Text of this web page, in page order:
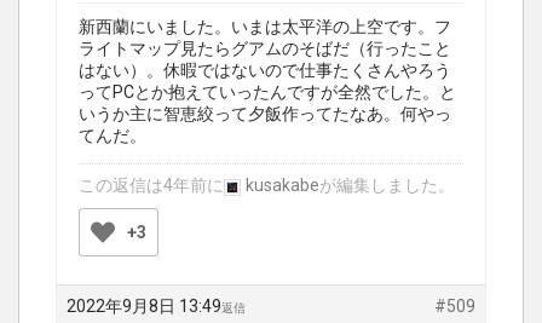
新西蘭にいました。いまは太平洋の上空です。フ
ライトマップ見たらグアムのそばだ（行ったこと
はない）。休暇ではないので仕事たくさんやろう
ってPCとか抱えていったんですが全然でした。と
いうか主に智恵絞って夕飯作ってたなあ。何やっ
てんだ。
この返信は4年前に kusakabeが編集しました。
+3
2022年9月8日 13:49 #509
返信